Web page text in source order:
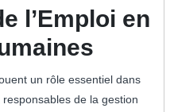
l’Emploi en
un rôle essentiel dans
de la gestion